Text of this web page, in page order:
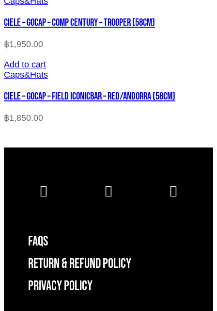
CIELE – GOCAP – COMP CENTURY – TROOPER (58cm)
฿1,950.00
Add to cart
Caps&Hats
CIELE – GOCAP – FIELD ICONICBAR – RED/ANDORRA (58cm)
฿1,850.00
FAQS
RETURN & REFUND POLICY
Privacy Policy